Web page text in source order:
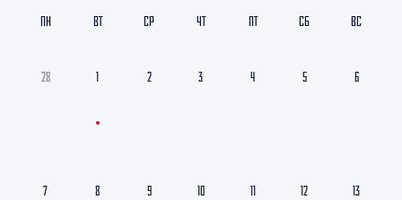
28 1 2 3 4 5 6
7 8 9 10 11 12 13
ПН ВТ СР ЧТ ПТ СБ ВС